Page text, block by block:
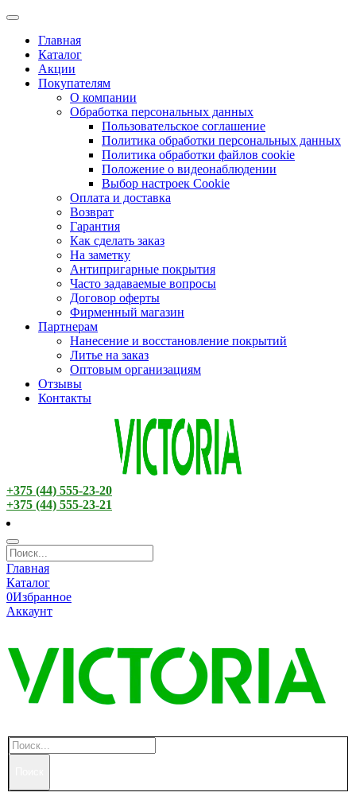
Главная
Каталог
Акции
Покупателям
О компании
Обработка персональных данных
Пользовательское соглашение
Политика обработки персональных данных
Политика обработки файлов cookie
Положение о видеонаблюдении
Выбор настроек Cookie
Оплата и доставка
Возврат
Гарантия
Как сделать заказ
На заметку
Антипригарные покрытия
Часто задаваемые вопросы
Договор оферты
Фирменный магазин
Партнерам
Нанесение и восстановление покрытий
Литье на заказ
Оптовым организациям
Отзывы
Контакты
+375 (44) 555-23-20
+375 (44) 555-23-21
Главная
Каталог
0Избранное
Аккаунт